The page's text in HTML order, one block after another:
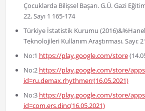
Çocuklarda Bilişsel Başarı. G.Ü. Gazi
22, Sayı 1 165-174
Türkiye İstatistik Kurumu
Teknolojileri Kullanım Araştırması. Sayı:
No:1 https://play.google.com/store
No:2 https://play.google.com/store/
id=ru.demax.rhythmerr(16.05.2021)
No:3 https://play.google.com/store/
id=com.ers.dinc(16.05.2021)